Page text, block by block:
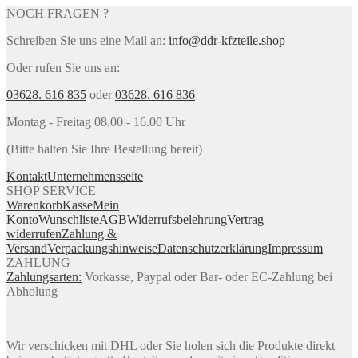
NOCH FRAGEN ?
Schreiben Sie uns eine Mail an: info@ddr-kfzteile.shop
Oder rufen Sie uns an:
03628. 616 835 oder03628. 616 836
Montag - Freitag 08.00 - 16.00 Uhr
(Bitte halten Sie Ihre Bestellung bereit)
KontaktUnternehmensseite
SHOP SERVICE
WarenkorbKasseMein
KontoWunschlisteAGBWiderrufsbelehrungVertrag
widerrufenZahlung &
VersandVerpackungshinweiseDatenschutzerklärungImpressum
ZAHLUNG
Zahlungsarten: Vorkasse, Paypal oder Bar- oder EC-Zahlung bei
Abholung
Wir verschicken mit DHL oder Sie holen sich die Produkte direkt